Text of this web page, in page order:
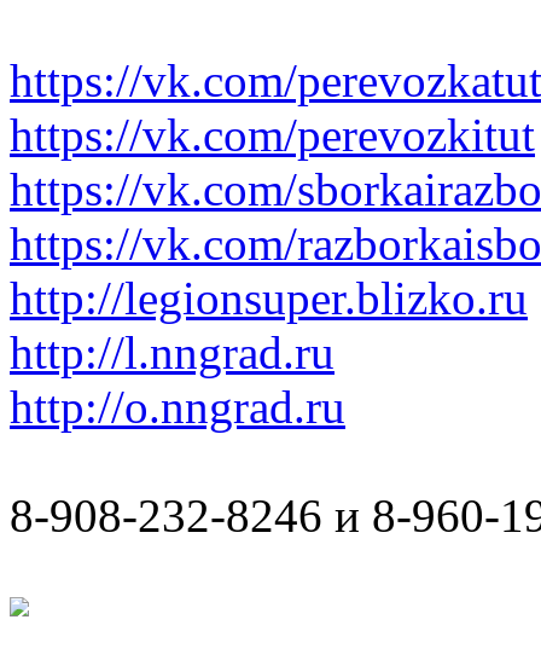
https://vk.com/perevozkatut
https://vk.com/perevozkitut
https://vk.com/
https://vk.com/
http://legionsuper.blizko.ru
http://l.nngrad.ru
http://o.nngrad.ru
8-908-232-8246 и 8-960-